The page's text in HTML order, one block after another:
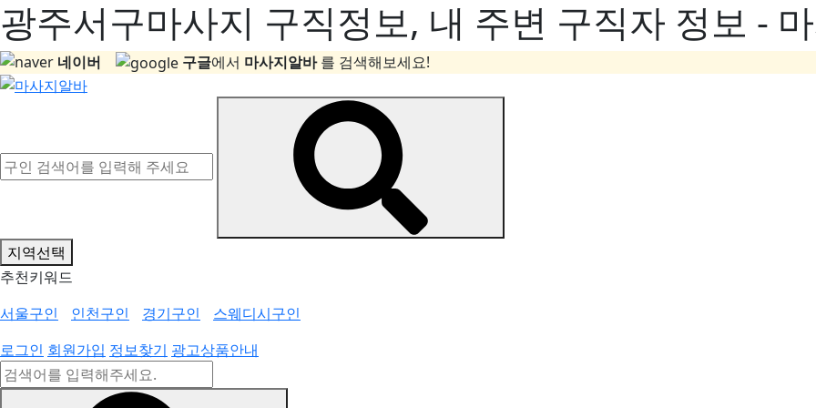
광주서구마사지 구직정보, 내 주변 구직자 정보 -
네이버 구글에서 마사지알바를 검색해보세요!
지역선택
추천키워드
서울구인
인천구인 경기구인
스웨디시구인
로그인 회원가입 정보찾기 광고상품안내